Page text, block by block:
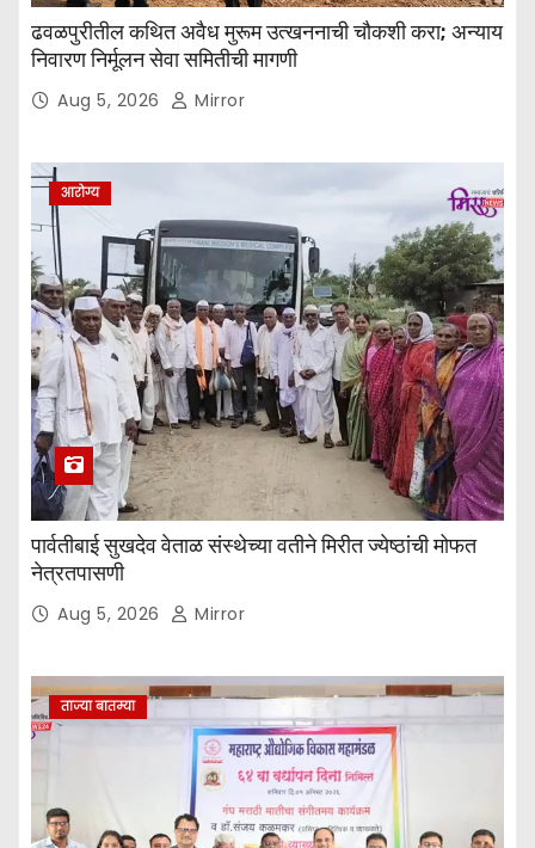
ढवळपुरीतील कथित अवैध मुरूम उत्खननाची चौकशी करा; अन्याय
निवारण निर्मूलन सेवा समितीची मागणी
Aug 5, 2026 Mirror
आरोग्य
पार्वतीबाई सुखदेव वेताळ संस्थेच्या वतीने मिरीत ज्येष्ठांची मोफत
नेत्रतपासणी
Aug 5, 2026 Mirror
ताज्या बातम्या